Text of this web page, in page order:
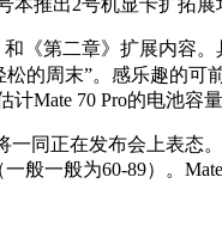
推出2号机显卡扩拓展
第二章》扩展内容。
的周末”。感乐趣的可
Mate 70 Pro的电池容
正在发布会上表态
般一般为60-89）。